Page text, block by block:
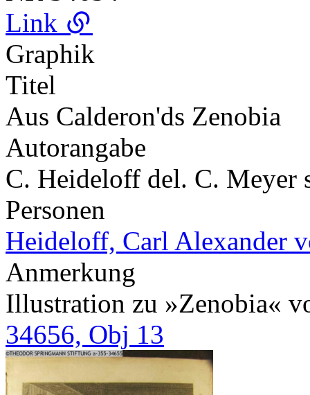
Link
Graphik
Titel
Aus Calderon'ds Zenobia
Autorangabe
C. Heideloff del. C. Meyer
Personen
Heideloff, Carl Alexander
Anmerkung
Illustration zu »Zenobia«
34656, Obj 13